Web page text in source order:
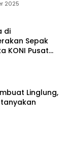
2025
di
Sepak
KONI Pusat
Linglung,